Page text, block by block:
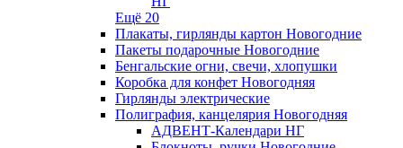
Ещё 20
Плакаты, гирлянды картон Новогодние
Пакеты подарочные Новогодние
Бенгальские огни, свечи, хлопушки
Коробка для конфет Новогодняя
Гирлянды электрические
Полиграфия, канцелярия Новогодняя
АДВЕНТ-Календари НГ